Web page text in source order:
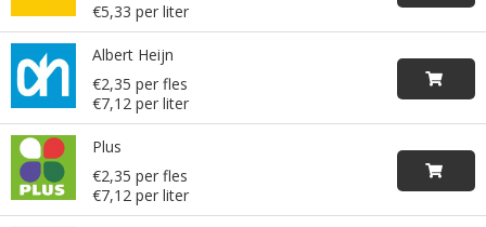
€5,33 per liter
Albert Heijn
€2,35 per fles
€7,12 per liter
Plus
€2,35 per fles
€7,12 per liter